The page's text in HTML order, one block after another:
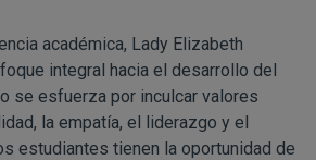
académica, Lady Elizabeth
integral hacia el desarrollo del
se esfuerza por inculcar valores
la empatía, el liderazgo y el
estudiantes tienen la oportunidad de